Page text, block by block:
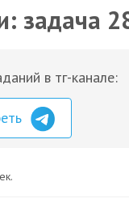
задача
в тг-канале: